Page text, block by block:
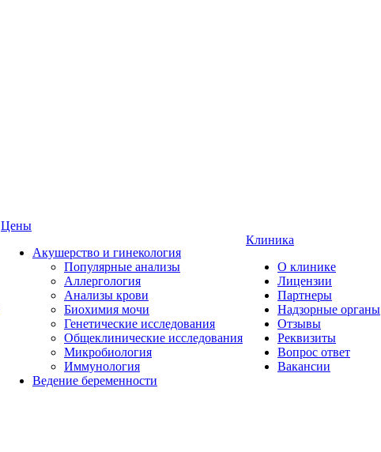
Цены
Акушерство и гинекология
Популярные анализы
Аллергология
Анализы крови
Биохимия мочи
Генетические исследования
Общеклинические исследования
Микробиология
Иммунология
Ведение беременности
Клиника
О клинике
Лицензии
Партнеры
Надзорные органы
Отзывы
Реквизиты
Вопрос ответ
Вакансии